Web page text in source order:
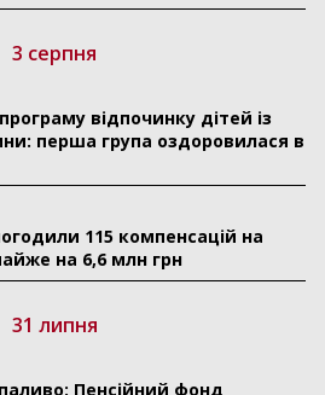
3 серпня
відпочинку дітей із
перша група оздоровилася в
115 компенсацій на
на 6,6 млн грн
31 липня
Пенсійний фонд